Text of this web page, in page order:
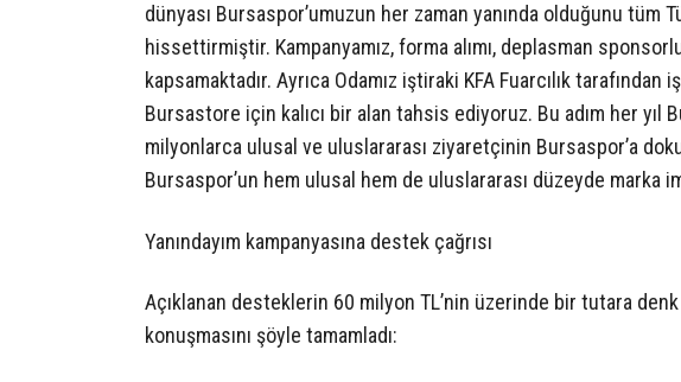
dünyası Bursaspor’umuzun her zaman yanında olduğunu tüm
hissettirmiştir. Kampanyamız, forma alımı, deplasman
kapsamaktadır. Ayrıca Odamız iştiraki KFA Fuarcılık
Bursastore için kalıcı bir alan tahsis ediyoruz. Bu adım her yıl
milyonlarca ulusal ve uluslararası ziyaretçinin Bursaspor’a
Bursaspor’un hem ulusal hem de uluslararası düzeyde marka
Yanındayım kampanyasına destek çağrısı
Açıklanan desteklerin 60 milyon TL’nin üzerinde bir tutara
konuşmasını şöyle tamamladı: